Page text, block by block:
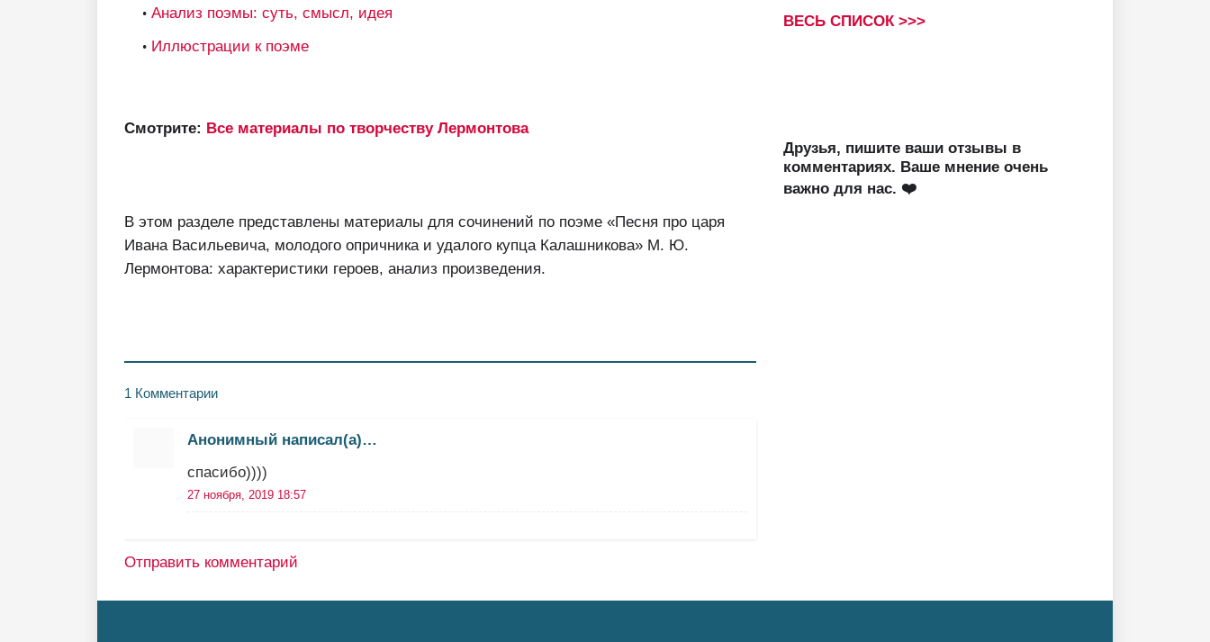
Анализ поэмы: суть, смысл, идея
Иллюстрации к поэме
Смотрите: Все материалы по творчеству Лермонтова
В этом разделе представлены материалы для сочинений по поэме «Песня про царя
Ивана Васильевича, молодого опричника и удалого купца Калашникова» М. Ю.
Лермонтова: характеристики героев, анализ произведения.
1 Комментарии
Анонимный написал(а)…
спасибо))))
27 ноября, 2019 18:57
Отправить комментарий
ВЕСЬ СПИСОК >>>
Друзья, пишите ваши отзывы в
комментариях. Ваше мнение очень
важно для нас. ❤️